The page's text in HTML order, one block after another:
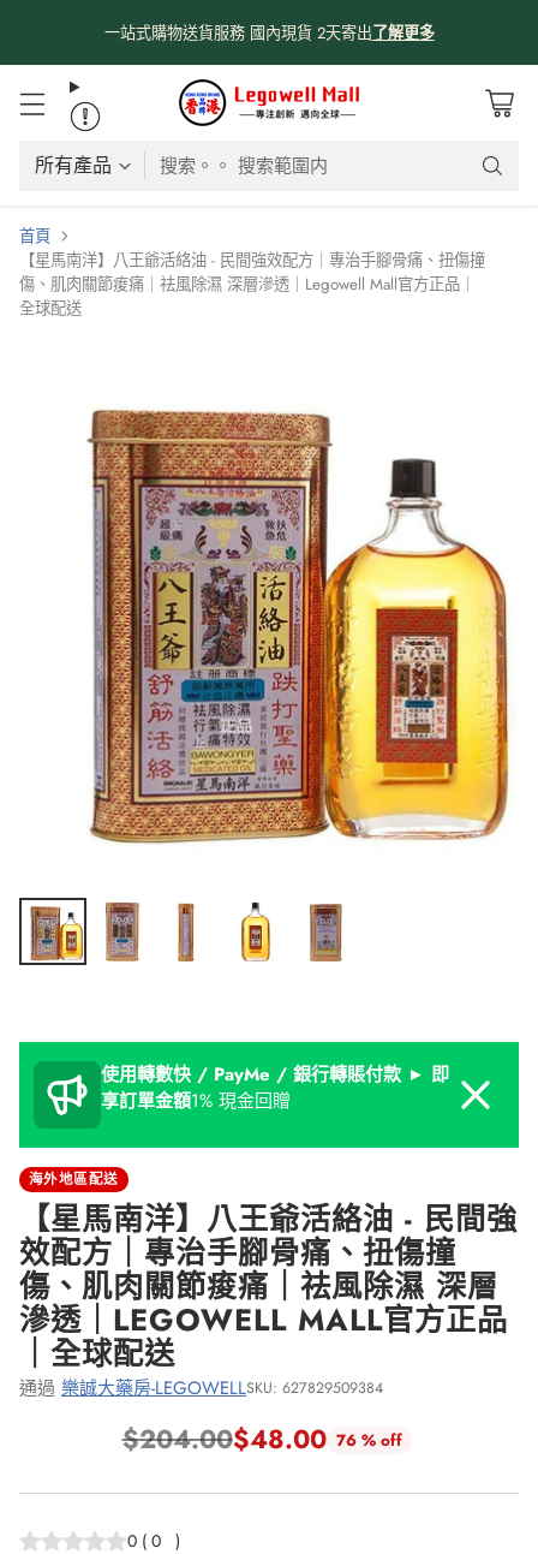
係時候分享吓我哋由採購、物流、購物網站、送貨嘅流程俾大家知啦😊
😊！ 了解更多
搜索。。 搜索範圍内
首頁
【星馬南洋】八王爺活絡油 - 民間強效配方｜專治手腳骨痛、扭傷撞
傷、肌肉關節痠痛｜祛風除濕 深層滲透｜Legowell Mall官方正品｜
全球配送
使用轉數快 / PayMe / 銀行轉賬付款 ► 即
享訂單金額1% 現金回贈
Dismiss
海外地區配送
【星馬南洋】八王爺活絡油 - 民間強
效配方｜專治手腳骨痛、扭傷撞
傷、肌肉關節痠痛｜祛風除濕 深層
滲透｜LEGOWELL MALL官方正品
｜全球配送
通過 樂誠大藥房-LEGOWELLSKU: 627829509384
正
常
價
$204.00$48.00 76 % off
0 ( 0 )